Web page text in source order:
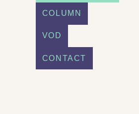
COLUMN
VOD
CONTACT